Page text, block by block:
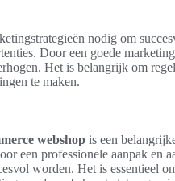
nodig om
Door een goede
Het is belangrijk om
te maken.
webshop is een
een professionele aanpak en
worden. Het is essentieel